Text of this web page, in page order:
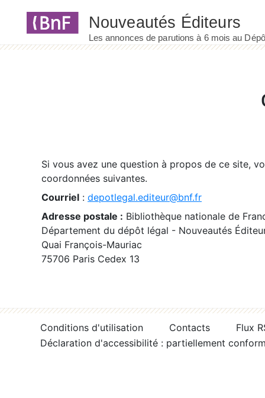
Si vous avez une question à propos de ce site,
coordonnées suivantes.
Courriel : depotlegal.editeur@bnf.fr
Adresse postale : Bibliothèque nationale de
Département du dépôt légal - Nouveautés
Quai François-Mauriac
75706 Paris Cedex 13
Conditions d'utilisation Contacts
Flux
Déclaration d'accessibilité : partiellement